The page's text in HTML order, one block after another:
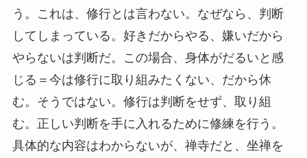
う。これは、修行とは言わない。なぜなら、判断
してしまっている。好きだからやる、嫌いだから
やらないは判断だ。この場合、身体がだるいと感
じる＝今は修行に取り組みたくない、だから休
む。そうではない。修行は判断をせず、取り組
む。正しい判断を手に入れるために修練を行う。
具体的な内容はわからないが、禅寺だと、坐禅を